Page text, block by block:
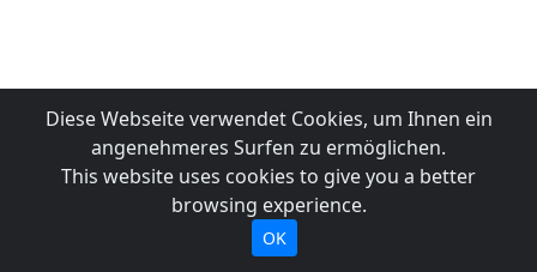
Diese Webseite verwendet Cookies, um Ihnen ein
angenehmeres Surfen zu ermöglichen.
This website uses cookies to give you a better
browsing experience.
OK